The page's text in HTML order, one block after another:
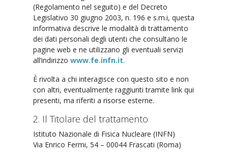
(Regolamento nel seguito) e del Decreto
Legislativo 30 giugno 2003, n. 196 e s.m.i, questa
informativa descrive le modalità di trattamento
dei dati personali degli utenti che consultano le
pagine web e ne utilizzano gli eventuali servizi
all’indirizzo www.fe.infn.it.
È rivolta a chi interagisce con questo sito e non
con altri, eventualmente raggiunti tramite link qui
presenti, ma riferiti a risorse esterne.
2. Il Titolare del trattamento
Istituto Nazionale di Fisica Nucleare (INFN)
Via Enrico Fermi, 54 – 00044 Frascati (Roma)